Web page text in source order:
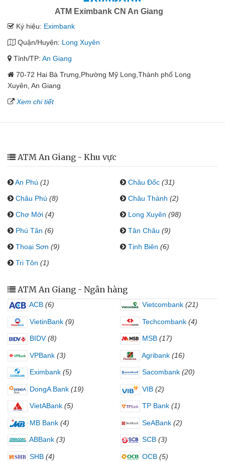
ATM Eximbank CN An Giang
Ký hiệu: Eximbank
Quận/Huyện: Long Xuyên
Tỉnh/TP: An Giang
70-72 Hai Bà Trưng,Phường Mỹ Long,Thành phố Long
Xuyên, An Giang
Xem chi tiết
ATM An Giang - Khu vực
An Phú (1) Châu Đốc (31)
Châu Phú (8) Châu Thành (2)
Chợ Mới (4) Long Xuyên (98)
Phú Tân (6) Tân Châu (9)
Thoại Sơn (9) Tịnh Biên (6)
Tri Tôn (1)
ATM An Giang - Ngân hàng
ACB (6) Vietcombank (21)
VietinBank (9) Techcombank (4)
BIDV (8) MSB (17)
VPBank (3) Agribank (16)
Eximbank (5) Sacombank (20)
DongA Bank (19) VIB (2)
VietABank (5) TP Bank (1)
MB Bank (4) SeABank (2)
ABBank (3) SCB (3)
SHB (4) OCB (5)